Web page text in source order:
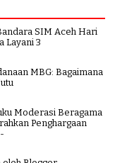
SIM Aceh Hari
Layani 3
MBG: Bagaimana
Moderasi Beragama
Penghargaan
-